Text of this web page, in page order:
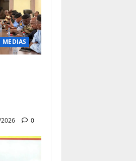
MEDIAS
0